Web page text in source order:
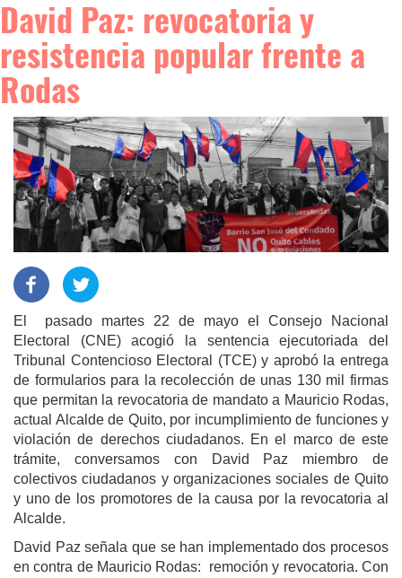
David Paz: revocatoria y
resistencia popular frente a
Rodas
El pasado martes 22 de mayo el Consejo Nacional
Electoral (CNE) acogió la sentencia ejecutoriada del
Tribunal Contencioso Electoral (TCE) y aprobó la entrega
de formularios para la recolección de unas 130 mil firmas
que permitan la revocatoria de mandato a Mauricio Rodas,
actual Alcalde de Quito, por incumplimiento de funciones y
violación de derechos ciudadanos. En el marco de este
trámite, conversamos con David Paz miembro de
colectivos ciudadanos y organizaciones sociales de Quito
y uno de los promotores de la causa por la revocatoria al
Alcalde.
David Paz señala que se han implementado dos procesos
en contra de Mauricio Rodas: remoción y revocatoria. Con